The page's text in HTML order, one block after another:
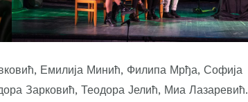
Емилија Минић, Филипа Мрђа, Софија
Зарковић, Теодора Јелић, Миа Лазаревић.